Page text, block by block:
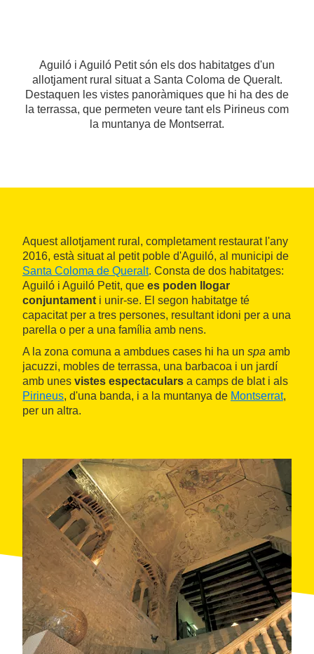
Aguiló i Aguiló Petit són els dos habitatges d'un
allotjament rural situat a Santa Coloma de Queralt.
Destaquen les vistes panoràmiques que hi ha des de
la terrassa, que permeten veure tant els Pirineus com
la muntanya de Montserrat.
Aquest allotjament rural, completament restaurat l'any
2016, està situat al petit poble d'Aguiló, al municipi de
Santa Coloma de Queralt. Consta de dos habitatges:
Aguiló i Aguiló Petit, que es poden llogar
conjuntament i unir-se. El segon habitatge té
capacitat per a tres persones, resultant idoni per a una
parella o per a una família amb nens.
A la zona comuna a ambdues cases hi ha un spa amb
jacuzzi, mobles de terrassa, una barbacoa i un jardí
amb unes vistes espectaculars a camps de blat i als
Pirineus, d'una banda, i a la muntanya de Montserrat,
per un altra.